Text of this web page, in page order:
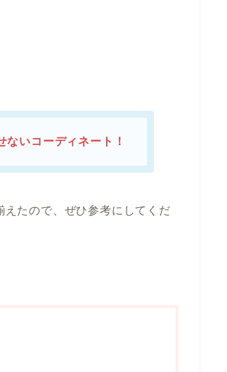
ないコーディネート！
たので、ぜひ参考にしてくだ